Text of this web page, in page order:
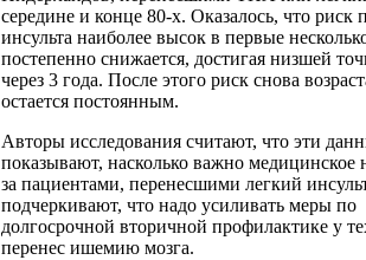
середине и конце 80-х. Оказалось, что риск
инсульта наиболее высок в первые
постепенно снижается, достигая низшей
через 3 года. После этого риск снова
остается постоянным.
Авторы исследования считают, что эти
показывают, насколько важно медицинское
за пациентами, перенесшими легкий
подчеркивают, что надо усиливать меры по
долгосрочной вторичной профилактике у
перенес ишемию мозга.